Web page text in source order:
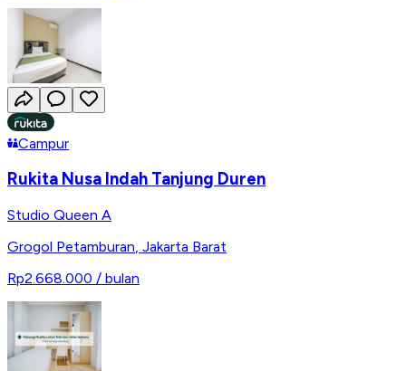
Campur
Rukita Nusa Indah Tanjung Duren
Studio Queen A
Grogol Petamburan, Jakarta Barat
Rp2.668.000 / bulan